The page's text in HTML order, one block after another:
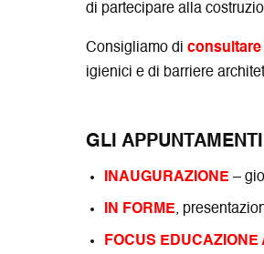
di partecipare alla
Consigliamo di
igienici e di barriere
GLI
INAUGURAZIONE –
IN FORME,
FOCUS